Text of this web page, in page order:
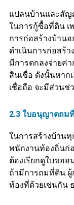
แปลนบ้านและสัญ
ในการกู้ซื้อที่ดิน เ
การก่อสร้างบ้านอ
ดำเนินการก่อสร้
มีการตกลงจ่ายค่
สินเชื่อ ดังนั้นหาก
เชื่อถือ จะมีส่วน
2.3 ใบอนุญาตถม
ในการสร้างบ้าน
พนักงานท้องถิ่นก่
ต้องเรียกดูใบขอ
ถ้ามีการถมที่ดิน
ท้องที่ด้วยเช่นกัน